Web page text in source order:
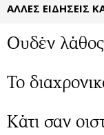
ΑΛΛΕΣ ΕΙΔΗΣΕΙΣ
Ουδέν λάθος
Το
Κάτι σαν